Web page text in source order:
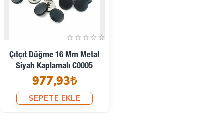
Çıtçıt Düğme 16 Mm Metal
Siyah Kaplamalı C0005
977,93₺
SEPETE EKLE